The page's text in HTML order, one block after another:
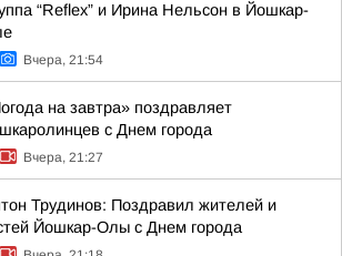
“Reflex” и Ирина Нельсон в Йошкар-
Вчера, 21:54
на завтра» поздравляет
с Днем города
Вчера, 21:27
Трудинов: Поздравил жителей и
Йошкар-Олы с Днем города